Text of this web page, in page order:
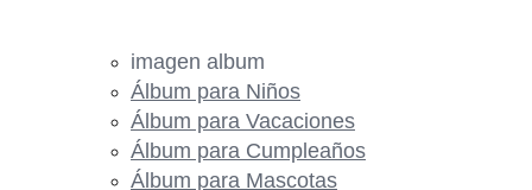
imagen album
Álbum para Niños
Álbum para Vacaciones
Álbum para Cumpleaños
Álbum para Mascotas